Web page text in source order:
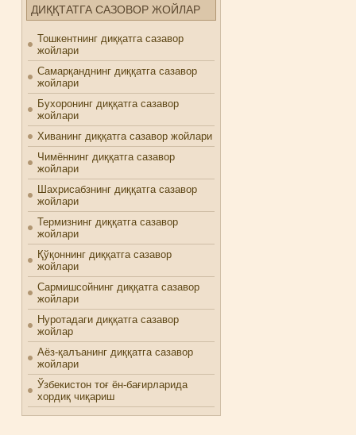
ДИҚҚТАТГА САЗОВОР ЖОЙЛАР
Тошкентнинг диққатга сазавор
жойлари
Самарқанднинг диққатга сазавор
жойлари
Бухоронинг диққатга сазавор
жойлари
Хиванинг диққатга сазавор жойлари
Чимённинг диққатга сазавор
жойлари
Шахрисабзнинг диққатга сазавор
жойлари
Термизнинг диққатга сазавор
жойлари
Қўқоннинг диққатга сазавор
жойлари
Сармишсойнинг диққатга сазавор
жойлари
Нуротадаги диққатга сазавор
жойлар
Аёз-қалъанинг диққатга сазавор
жойлари
Ўзбекистон тоғ ён-бағирларида
хордиқ чиқариш